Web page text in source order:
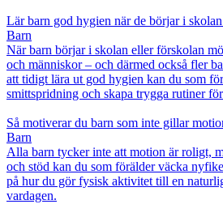
Lär barn god hygien när de börjar i
Barn
När barn börjar i skolan eller förskolan
och människor – och därmed också fler
att tidigt lära ut god hygien kan du som
smittspridning och skapa trygga rutiner
Så motiverar du barn som inte gillar
Barn
Alla barn tycker inte att motion är roligt,
och stöd kan du som förälder väcka
på hur du gör fysisk aktivitet till en
vardagen.